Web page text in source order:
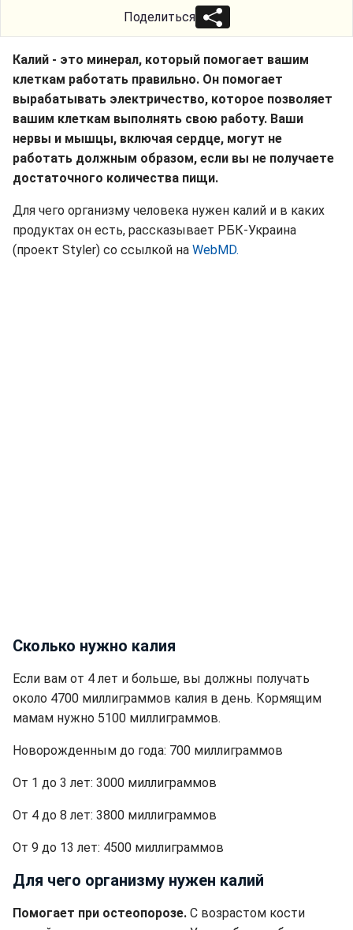
Поделиться
Калий - это минерал, который помогает вашим
клеткам работать правильно. Он помогает
вырабатывать электричество, которое позволяет
вашим клеткам выполнять свою работу. Ваши
нервы и мышцы, включая сердце, могут не
работать должным образом, если вы не получаете
достаточного количества пищи.
Для чего организму человека нужен калий и в каких
продуктах он есть, рассказывает РБК-Украина
(проект Styler) со ссылкой на WebMD.
Сколько нужно калия
Если вам от 4 лет и больше, вы должны получать
около 4700 миллиграммов калия в день. Кормящим
мамам нужно 5100 миллиграммов.
Новорожденным до года: 700 миллиграммов
От 1 до 3 лет: 3000 миллиграммов
От 4 до 8 лет: 3800 миллиграммов
От 9 до 13 лет: 4500 миллиграммов
Для чего организму нужен калий
Помогает при остеопорозе. С возрастом кости